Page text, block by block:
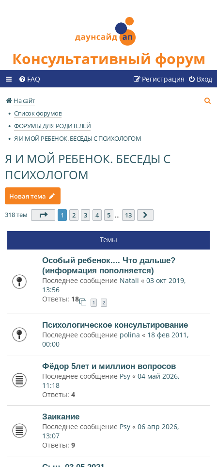
Консультативный форум
FAQ Вход
Регистрация
На сайт
Список форумов
ФОРУМЫ ДЛЯ РОДИТЕЛЕЙ
Я И МОЙ РЕБЕНОК. БЕСЕДЫ С ПСИХОЛОГОМ
Я И МОЙ РЕБЕНОК. БЕСЕДЫ С
ПСИХОЛОГОМ
Новая тема
318 тем Страница 1из 13
1 2 3 4 5 … 13
Темы
Особый ребенок.... Что дальше?
(информация пополняется)
Последнее сообщение Natali « 03 окт 2019,
13:56
Ответы: 18 1 2
Психологическое консультирование
Последнее сообщение polina « 18 фев 2011,
00:00
Фёдор 5лет и миллион вопросов
Последнее сообщение Psy « 04 май 2026,
11:18
Ответы: 4
Заикание
Последнее сообщение Psy « 06 апр 2026,
13:07
Ответы: 9